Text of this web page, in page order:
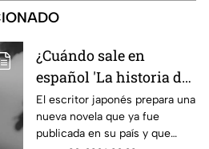
¿Cuándo sale en
español 'La historia de
Kaho', la nueva novela
de Haruki Murakami?
El escritor japonés prepara una
nueva novela que ya fue
publicada en su país y que